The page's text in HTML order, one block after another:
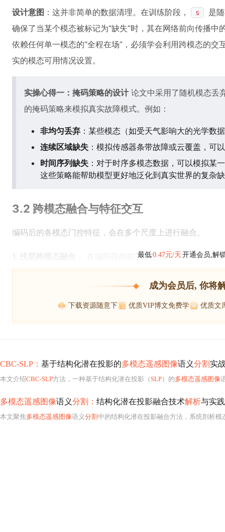
设计意图 ：这并非简单的数据清理。在训练阶段， s
是
确保了当某个模态被标记为“缺失”时，其在网络前向传播
依赖任何单一模态的“全程在场”，必须学会利用跨模态的交
实的模态可用情况设置。
实操心得一：掩码策略的设计论文中采用了随机模态丢
的掩码策略来模拟真实故障模式。例如：
非均匀丢弃 ：某些模态（如受天气影响大的光学数
连续区域缺失 ：模拟传感器条带故障或云覆盖，可
时间序列缺失 ：对于时序多模态数据，可以模拟某
这些策略能帮助模型更好地泛化到真实世界的复杂
3.2 跨模态融合与特征交互
编码后的各模态门控特征，会在多个尺度上进行融合。
： 在编码器的前四个层级（`l
最低0.47元/天 开通会员,解
成为会员后, 你将
下载资源随意下 优质VIP博文免费学 优质文
CBC-SLP： 基于结构化潜在投影的多模态遥感图像语义分割 实
本文介绍CBC-SLP方法，一种基于结构化潜在投影（SLP）的多模态遥感图像
多模态遥感图像语义分割： 结构化潜在投影融合技术解析与实践
本文聚焦多模态遥感图像语义分割中的结构化潜在投影融合方法，系统剖析模态异构性、